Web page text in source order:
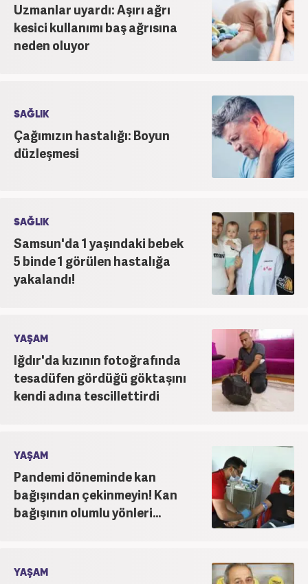
Uzmanlar uyardı: Aşırı ağrı
kesici kullanımı baş ağrısına
neden oluyor
SAĞLIK
Çağımızın hastalığı: Boyun
düzleşmesi
SAĞLIK
Samsun'da 1 yaşındaki bebek
5 binde 1 görülen hastalığa
yakalandı!
YAŞAM
Iğdır'da kızının fotoğrafında
tesadüfen gördüğü göktaşını
kendi adına tescillettirdi
YAŞAM
Pandemi döneminde kan
bağışından çekinmeyin! Kan
bağışının olumlu yönleri...
YAŞAM